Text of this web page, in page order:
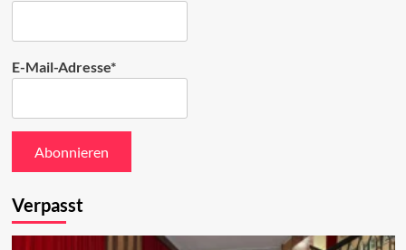
E-Mail-Adresse*
Verpasst